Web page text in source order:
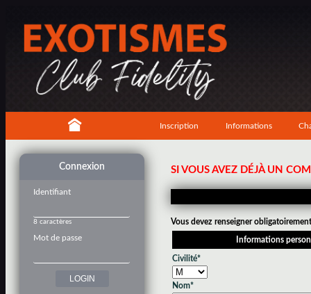
Inscription Informations
Connexion
Identifiant
8 caractères
Mot de passe
SI VOUS AVEZ DÉJÀ UN
Vous devez renseigner
Informations
Civilité*
Nom*